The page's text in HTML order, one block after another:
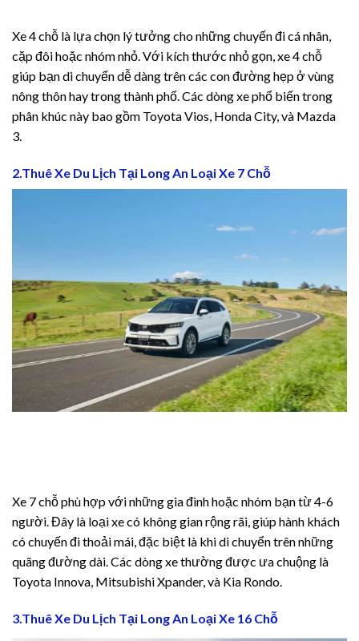
giriş
Xe 4 chỗ là lựa chọn lý tưởng cho những chuyến đi cá nhân,
cặp đôi hoặc nhóm nhỏ. Với kích thước nhỏ gọn, xe 4 chỗ
giúp bạn di chuyển dễ dàng trên các con đường hẹp ở vùng
nông thôn hay trong thành phố. Các dòng xe phổ biến trong
phân khúc này bao gồm Toyota Vios, Honda City, và Mazda
3.
2.Thuê Xe Du Lịch Tại Long An Loại Xe 7 Chỗ
Xe 7 chỗ phù hợp với những gia đình hoặc nhóm bạn từ 4-6
người. Đây là loại xe có không gian rộng rãi, giúp hành khách
có chuyến đi thoải mái, đặc biệt là khi di chuyển trên những
quãng đường dài. Các dòng xe thường được ưa chuộng là
Toyota Innova, Mitsubishi Xpander, và Kia Rondo.
3.Thuê Xe Du Lịch Tại Long An Loại Xe 16 Chỗ